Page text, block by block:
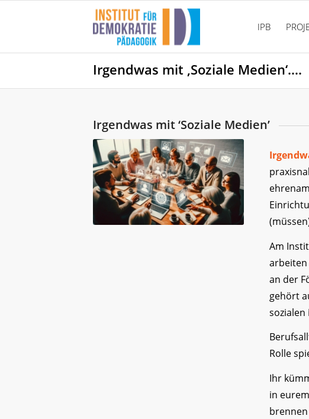
IPB
Irgendwas mit ‚Soziale Medien‘….
Irgendwas mit ‘Soziale Medien’
Am
arbeiten
an der
gehört
sozialen
Rolle
Ihr
in